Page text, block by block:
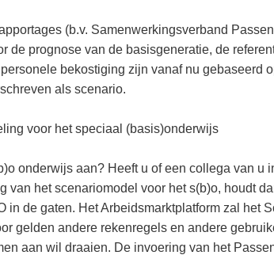
(b.v. Samenwerkingsverband
de prognose van de basisgeneratie, de
bekostiging zijn vanaf nu gebaseerd
als scenario.
voor het speciaal (basis)onderwijs
onderwijs aan? Heeft u of een collega van u
van het scenariomodel voor het s(b)o, houdt
in de gaten. Het Arbeidsmarktplatform zal het
gelden andere rekenregels en andere
aan wil draaien. De invoering van het